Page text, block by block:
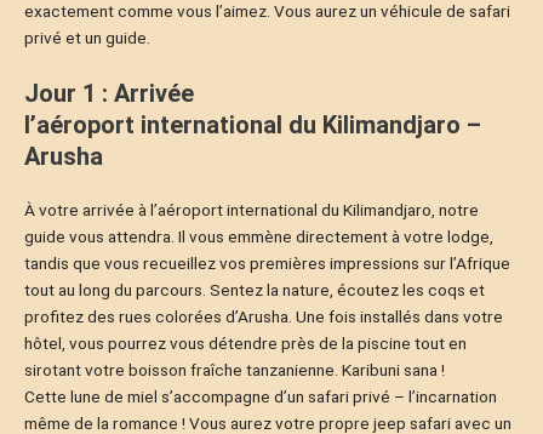
exactement comme vous l’aimez. Vous aurez un véhicule de safari
privé et un guide.
Jour 1 : Arrivée
l’aéroport international du Kilimandjaro –
Arusha
À votre arrivée à l’aéroport international du Kilimandjaro, notre
guide vous attendra. Il vous emmène directement à votre lodge,
tandis que vous recueillez vos premières impressions sur l’Afrique
tout au long du parcours. Sentez la nature, écoutez les coqs et
profitez des rues colorées d’Arusha. Une fois installés dans votre
hôtel, vous pourrez vous détendre près de la piscine tout en
sirotant votre boisson fraîche tanzanienne. Karibuni sana !
Cette lune de miel s’accompagne d’un safari privé – l’incarnation
même de la romance ! Vous aurez votre propre jeep safari avec un